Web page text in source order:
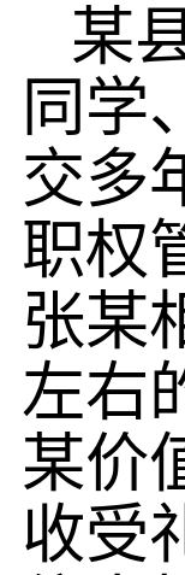
某
同学
交多
职权
张某
左右
某价
收受